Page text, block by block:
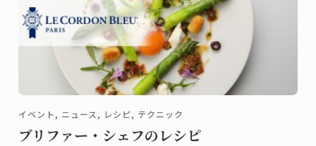
イベント, ニュース, レシピ, テクニック
ブリファー・シェフのレシピ